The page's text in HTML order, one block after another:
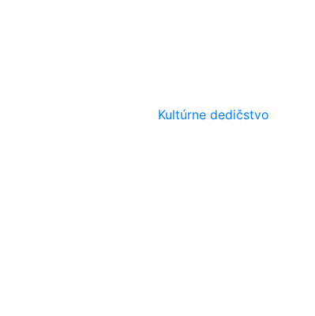
Kultúrne dedičstvo